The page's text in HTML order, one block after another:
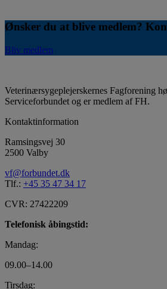
Ønsker du at blive medlem?
Bliv medlem
Veterinærsygeplejerskernes Fagforening
Serviceforbundet og er medlem af FH.
Kontaktinformation
Ramsingsvej 30
2500 Valby
vf@forbundet.dk
Tlf.: +45 35 47 34 17
CVR: 27422209
Telefonisk åbingstid:
Mandag:
09.00–14.00
Tirsdag: